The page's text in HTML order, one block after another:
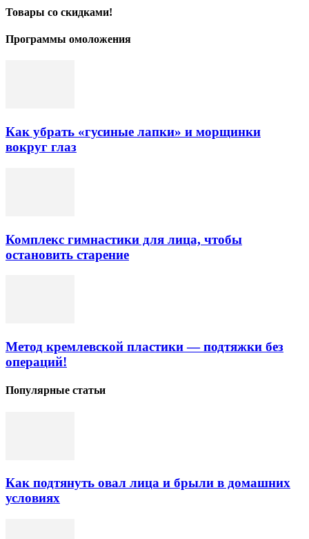
Товары со скидками!
Программы омоложения
Как убрать «гусиные лапки» и морщинки
вокруг глаз
Комплекс гимнастики для лица, чтобы
остановить старение
Метод кремлевской пластики — подтяжки без
операций!
Популярные статьи
Как подтянуть овал лица и брыли в домашних
условиях